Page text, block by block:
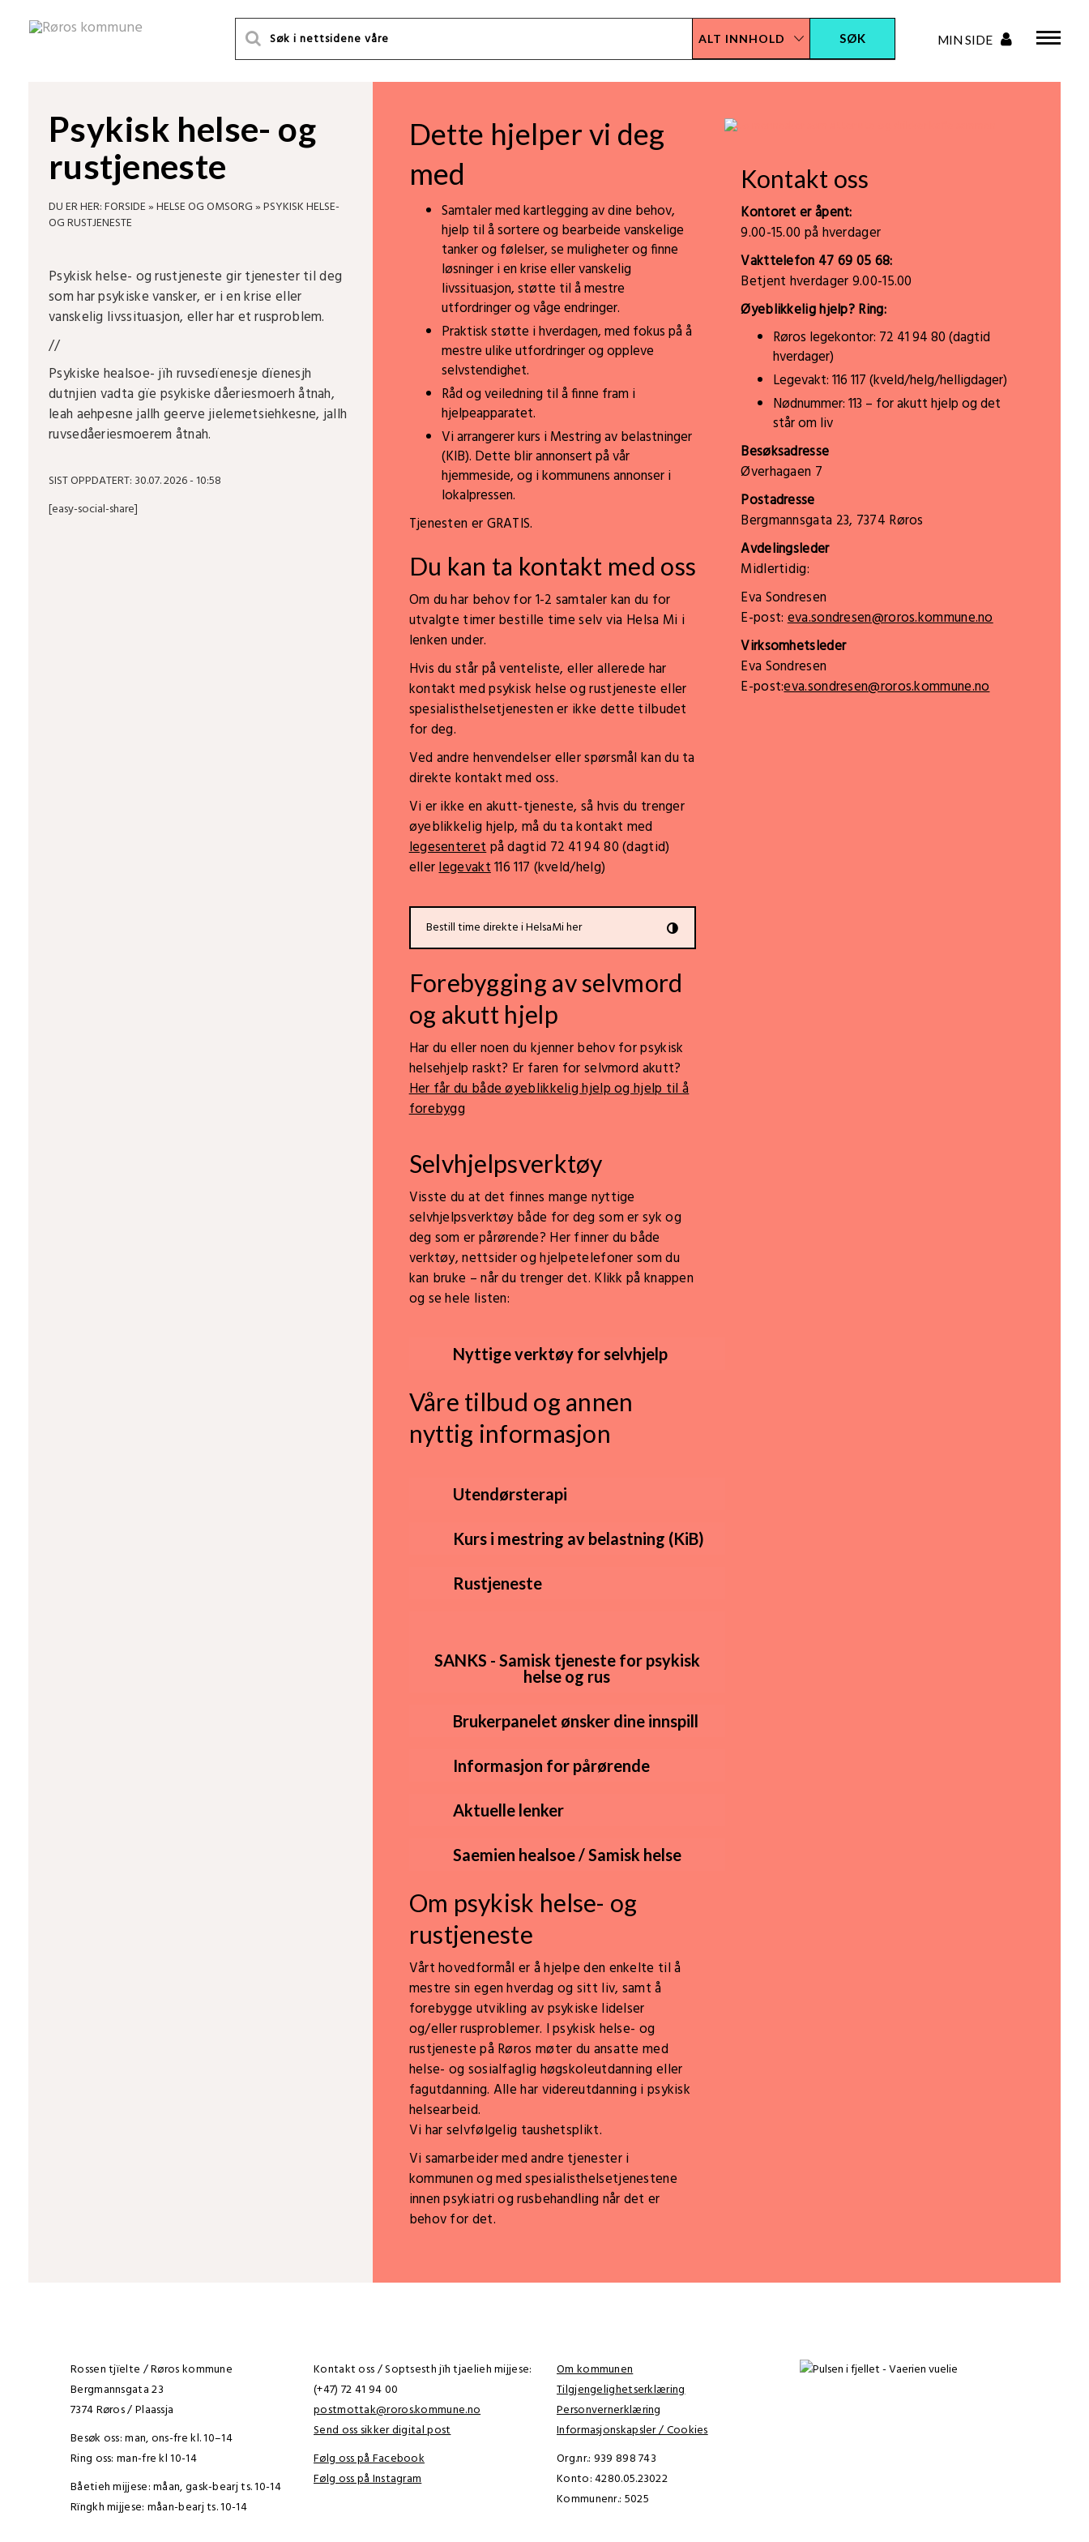
Psykisk helse- og
rustjeneste
DU ER HER:FORSIDE»HELSE OG OMSORG»PSYKISK HELSE-
OG RUSTJENESTE
Psykisk helse- og rustjeneste gir tjenester til deg
som har psykiske vansker, er i en krise eller
vanskelig livssituasjon, eller har et rusproblem.
//
Psykiske healsoe- jïh ruvsedïenesje dïenesjh
dutnjien vadta gïe psykiske dåeriesmoerh åtnah,
leah aehpesne jallh geerve jielemetsiehkesne, jallh
ruvsedåeriesmoerem åtnah.
SIST OPPDATERT: 30.07. 2026 - 10:58
[easy-social-share]
Dette hjelper vi deg
med
Samtaler med kartlegging av dine behov,
hjelp til å sortere og bearbeide vanskelige
tanker og følelser, se muligheter og finne
løsninger i en krise eller vanskelig
livssituasjon, støtte til å mestre
utfordringer og våge endringer.
Praktisk støtte i hverdagen, med fokus på å
mestre ulike utfordringer og oppleve
selvstendighet.
Råd og veiledning til å finne fram i
hjelpeapparatet.
Vi arrangerer kurs i Mestring av belastninger
(KIB). Dette blir annonsert på vår
hjemmeside, og i kommunens annonser i
lokalpressen.
Tjenesten er GRATIS.
Du kan ta kontakt med oss
Om du har behov for 1-2 samtaler kan du for
utvalgte timer bestille time selv via Helsa Mi i
lenken under.
Hvis du står på venteliste, eller allerede har
kontakt med psykisk helse og rustjeneste eller
spesialisthelsetjenesten er ikke dette tilbudet
for deg.
Ved andre henvendelser eller spørsmål kan du ta
direkte kontakt med oss.
Vi er ikke en akutt-tjeneste, så hvis du trenger
øyeblikkelig hjelp, må du ta kontakt med
legesenteretpå dagtid 72 41 94 80 (dagtid)
ellerlegevakt116 117 (kveld/helg)
Bestill time direkte i HelsaMi her
Forebygging av selvmord
og akutt hjelp
Har du eller noen du kjenner behov for psykisk
helsehjelp raskt? Er faren for selvmord akutt?
Her får du både øyeblikkelig hjelp og hjelp til å
forebygg
Selvhjelpsverktøy
Visste du at det finnes mange nyttige
selvhjelpsverktøy både for deg som er syk og
deg som er pårørende? Her finner du både
verktøy, nettsider og hjelpetelefoner som du
kan bruke – når du trenger det. Klikk på knappen
og se hele listen:
Nyttige verktøy for selvhjelp
Våre tilbud og annen
nyttig informasjon
Utendørsterapi
Kurs i mestring av belastning (KiB)
Rustjeneste
SANKS - Samisk tjeneste for psykisk
helse og rus
Brukerpanelet ønsker dine innspill
Informasjon for pårørende
Aktuelle lenker
Saemien healsoe / Samisk helse
Om psykisk helse- og
rustjeneste
Vårt hovedformål er å hjelpe den enkelte til å
mestre sin egen hverdag og sitt liv, samt å
forebygge utvikling av psykiske lidelser
og/eller rusproblemer. I psykisk helse- og
rustjeneste på Røros møter du ansatte med
helse- og sosialfaglig høgskoleutdanning eller
fagutdanning. Alle har videreutdanning i psykisk
helsearbeid.
Vi har selvfølgelig taushetsplikt.
Vi samarbeider med andre tjenester i
kommunen og med spesialisthelsetjenestene
innen psykiatri og rusbehandling når det er
behov for det.
Kontakt oss
Kontoret er åpent:
9.00-15.00 på hverdager
Vakttelefon 47 69 05 68:
Betjent hverdager 9.00-15.00
Øyeblikkelig hjelp? Ring:
Røros legekontor: 72 41 94 80 (dagtid
hverdager)
Legevakt: 116 117 (kveld/helg/helligdager)
Nødnummer: 113 – for akutt hjelp og det
står om liv
Besøksadresse
Øverhagaen 7
Postadresse
Bergmannsgata 23, 7374 Røros
Avdelingsleder
Midlertidig:
Eva Sondresen
E-post:eva.sondresen@roros.kommune.no
Virksomhetsleder
Eva Sondresen
E-post:eva.sondresen@roros.kommune.no
Rossen tjïelte / Røros kommune
Bergmannsgata 23
7374 Røros / Plaassja
Besøk oss: man, ons-fre kl. 10–14
Ring oss: man-fre kl 10-14
Båetieh mijjese: måan, gask-bearj ts. 10-14
Rïngkh mijjese: måan-bearj ts. 10-14
Kontakt oss / Soptsesth jïh tjaelieh mijjese:
(+47) 72 41 94 00
postmottak@roros.kommune.no
Send oss sikker digital post
Følg oss på Facebook
Følg oss på Instagram
Om kommunen
Tilgjengelighetserklæring
Personvernerklæring
Informasjonskapsler / Cookies
Org.nr.: 939 898 743
Konto: 4280.05.23022
Kommunenr.: 5025